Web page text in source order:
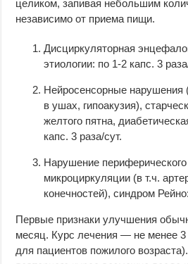
целиком, запивая небольшим
независимо от приема пищи.
Дисциркуляторная
этиологии: по 1-2 капс. 3
Нейросенсорные нарушения
в ушах, гипоакузия),
желтого пятна,
капс. 3 раза/сут.
Нарушение
микроциркуляции (в т.ч.
конечностей), синдром
Первые признаки улучшения
месяц. Курс лечения — не менее
для пациентов пожилого